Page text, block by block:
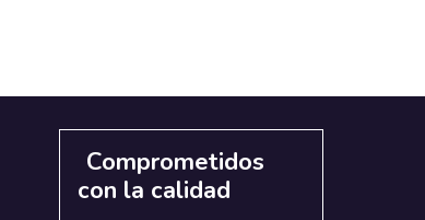
Comprometidos
con la calidad